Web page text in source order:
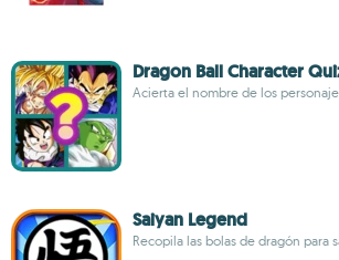
Dragon Ball Character
Acierta el nombre de los
Saiyan Legend
Recopila las bolas de dragón para